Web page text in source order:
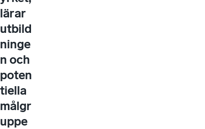
lärar
utbild
ninge
n och
poten
tiella
målgr
uppe